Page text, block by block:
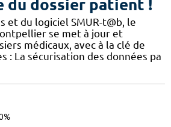
du dossier patient !
et du logiciel SMUR-t@b, le
se met à jour et
médicaux, avec à la clé de
: ​​La sécurisation des données pa